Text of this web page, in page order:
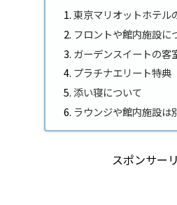
東京マリオットホテル
フロントや館内施設に
ガーデンスイートの客
プラチナエリート特典
添い寝について
ラウンジや館内施設は
スポンサー